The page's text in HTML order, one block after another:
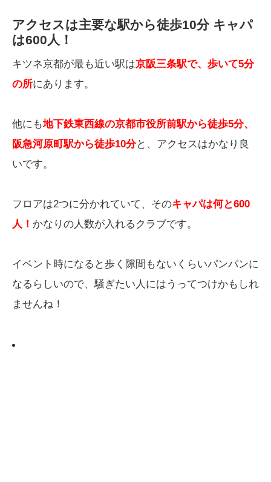
アクセスは主要な駅から徒歩10分 キャパ
は600人！
キツネ京都が最も近い駅は京阪三条駅で、歩いて5分
の所にあります。
他にも地下鉄東西線の京都市役所前駅から徒歩5分、
阪急河原町駅から徒歩10分と、アクセスはかなり良
いです。
フロアは2つに分かれていて、そのキャパは何と600
人！ かなりの人数が入れるクラブです。
イベント時になると歩く隙間もないくらいパンパンに
なるらしいので、騒ぎたい人にはうってつけかもしれ
ませんね！